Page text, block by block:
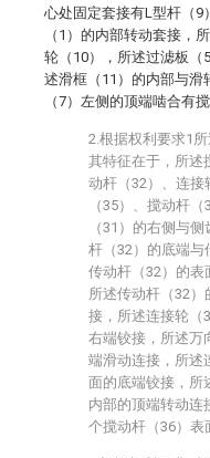
心处固定套接有L型杆（9
（1）的内部转动套接，
轮（10），所述过滤板（
述滑框（11）的内部与滑
（7）左侧的顶端啮合有
2.根据权利要求1
其特征在于，所述
动杆（32）、连接
（35）、搅动杆
（31）的右侧与
杆（32）的底端与
传动杆（32）的表
所述传动杆（32
接，所述连接轮（
右端铰接，所述万
端滑动连接，所述
面的底端铰接，所
内部的顶端转动连
个搅动杆（36）表